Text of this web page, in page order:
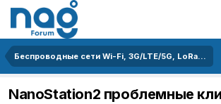
Беспроводные сети Wi-Fi, 3G/LTE/5G, LoRa...
NanoStation2 проблемные